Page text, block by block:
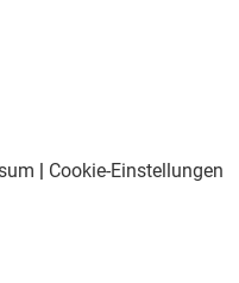
| Cookie-Einstellungen